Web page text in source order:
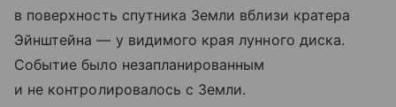
в поверхность спутника Земли вблизи кратера
Эйнштейна — у видимого края лунного диска.
Событие было незапланированным
и не контролировалось с Земли.